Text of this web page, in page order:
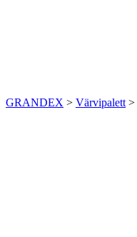
GRANDEX > Värvipalett >